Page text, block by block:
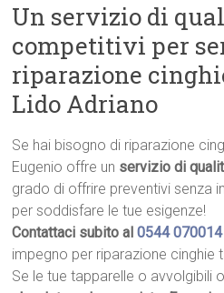
Un servizio di
competitivi per
riparazione
Lido Adriano
Se hai bisogno di riparazione
Eugenio offre un servizio di
grado di offrire preventivi senza
per soddisfare le tue esigenze!
Contattaci subito al0544 070014
impegno per riparazione cinghie
Se le tue tapparelle o avvolgibili